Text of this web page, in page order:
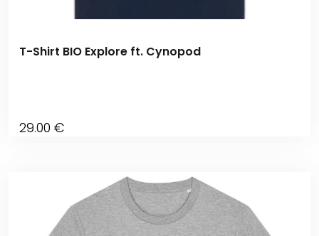
T-Shirt BIO Explore ft. Cynopod
29.00 €